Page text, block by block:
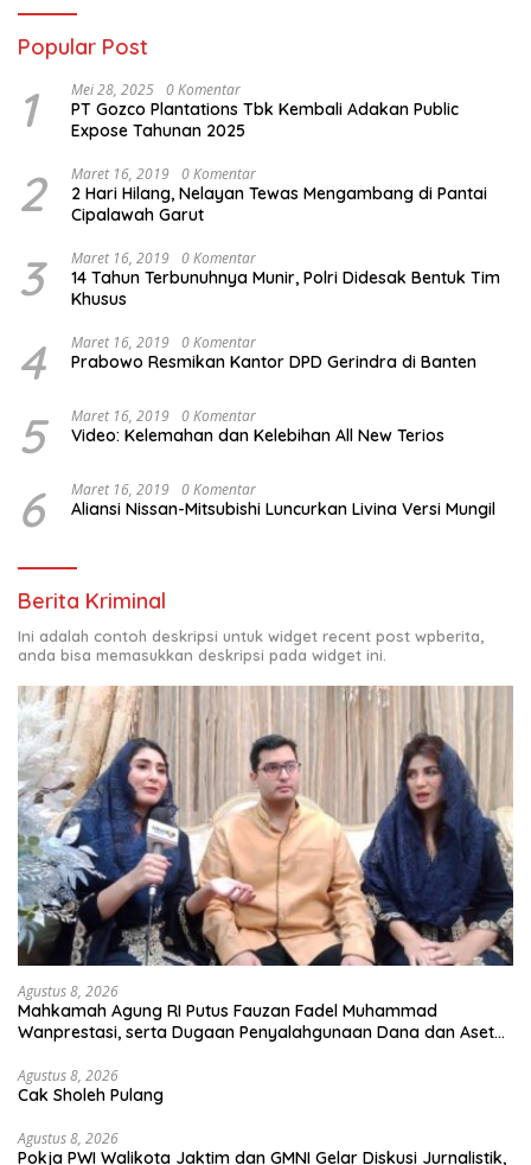
Popular Post
1 Mei 28, 2025 0 Komentar
PT Gozco Plantations Tbk Kembali Adakan Public
Expose Tahunan 2025
2 Maret 16, 2019 0 Komentar
2 Hari Hilang, Nelayan Tewas Mengambang di Pantai
Cipalawah Garut
3 Maret 16, 2019 0 Komentar
14 Tahun Terbunuhnya Munir, Polri Didesak Bentuk Tim
Khusus
4 Maret 16, 2019 0 Komentar
Prabowo Resmikan Kantor DPD Gerindra di Banten
5 Maret 16, 2019 0 Komentar
Video: Kelemahan dan Kelebihan All New Terios
6 Maret 16, 2019 0 Komentar
Aliansi Nissan-Mitsubishi Luncurkan Livina Versi Mungil
Berita Kriminal
Ini adalah contoh deskripsi untuk widget recent post wpberita,
anda bisa memasukkan deskripsi pada widget ini.
Agustus 8, 2026
Mahkamah Agung RI Putus Fauzan Fadel Muhammad
Wanprestasi, serta Dugaan Penyalahgunaan Dana dan Aset
Agustus 8, 2026
Cak Sholeh Pulang
Agustus 8, 2026
Pokja PWI Walikota Jaktim dan GMNI Gelar Diskusi Jurnalistik,